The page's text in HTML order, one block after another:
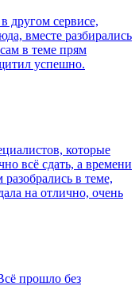
другом сервисе,
вместе разбирались
в теме прям
успешно.
которые
всё сдать, а времени
в теме,
на отлично, очень
прошло без